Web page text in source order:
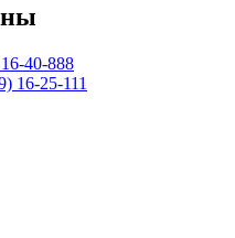
40-888
16-25-111